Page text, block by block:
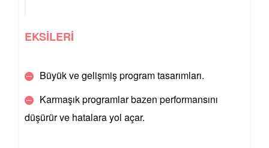
EKSİLERİ
Büyük ve gelişmiş program tasarımları.
Karmaşık programlar bazen performansını
düşürür ve hatalara yol açar.